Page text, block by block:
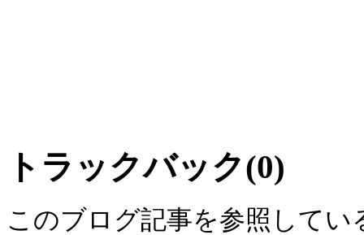
トラックバック(0)
このブログ記事を参照して